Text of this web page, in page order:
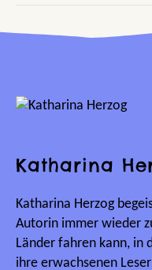
Katharina
Katharina Herzog
Autorin immer wieder
Länder fahren kann, in
ihre erwachsenen